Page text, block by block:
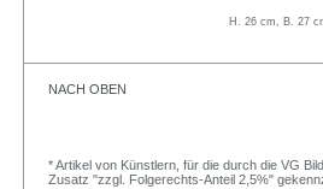
H. 26 cm, B. 27
NACH OBEN
* Artikel von Künstlern, für die durch die VG
Zusatz "zzgl. Folgerechts-Anteil 2,5%"